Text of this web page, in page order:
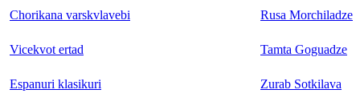
Chorikana varskvlavebi Rusa Morchiladze
Vicekvot ertad Tamta Goguadze
Espanuri klasikuri Zurab Sotkilava